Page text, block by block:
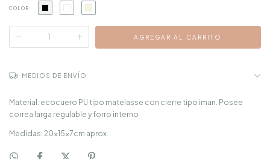
COLOR
MEDIOS DE ENVÍO
Material: ecocuero PU tipo matelasse con cierre tipo iman. Posee
correa larga regulable y forro interno
Medidas: 20x15x7cm aprox.